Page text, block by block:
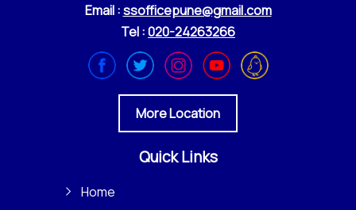
Email :ssofficepune@gmail.com
Tel :020-24263266
More Location
Quick Links
Home